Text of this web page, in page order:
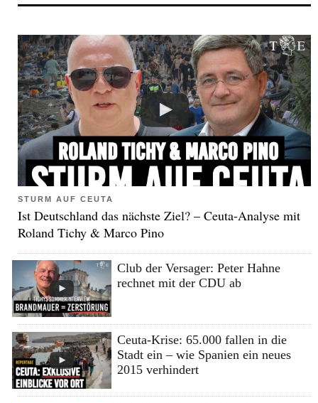
STURM AUF CEUTA
Ist Deutschland das nächste Ziel? – Ceuta-Analyse mit
Roland Tichy & Marco Pino
Club der Versager: Peter Hahne
rechnet mit der CDU ab
Ceuta-Krise: 65.000 fallen in die
Stadt ein – wie Spanien ein neues
2015 verhindert